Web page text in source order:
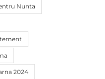
Nunta
2024